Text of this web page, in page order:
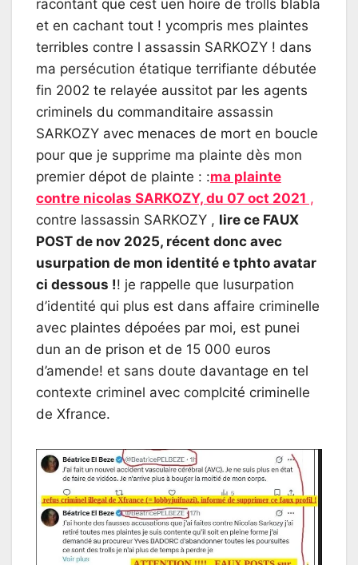
racontant que cest uen hoire de trolls blabla
et en cachant tout ! ycompris mes plaintes
terribles contre l assassin SARKOZY ! dans
ma persécution étatique terrifiante débutée
fin 2002 te relayée aussitot par les agents
criminels du commanditaire assassin
SARKOZY avec menaces de mort en boucle
pour que je supprime ma plainte dès mon
premier dépot de plainte : :ma plainte
contre nicolas SARKOZY, du 07 oct 2021 ,
contre lassassin SARKOZY , lire ce FAUX
POST de nov 2025, récent donc avec
usurpation de mon identité e tphto avatar
ci dessous !! je rappelle que lusurpation
d’identité qui plus est dans affaire criminelle
avec plaintes dépoées par moi, est punei
dun an de prison et de 15 000 euros
d’amende! et sans doute davantage en tel
contexte criminel avec complcité criminelle
de Xfrance.